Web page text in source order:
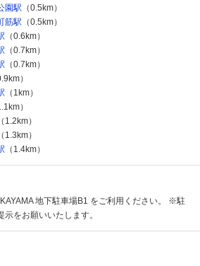
園駅 （0.5km）
筋駅 （0.5km）
（0.6km）
（0.7km）
（0.7km）
）
（1km）
）
（1.2km）
（1.3km）
（1.4km）
地下駐車場B1 をご利用ください。 ※駐
示をお願いいたします。